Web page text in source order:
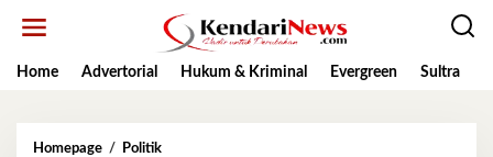
Home
Advertorial Hukum & Kriminal Evergreen Sultra
Homepage / PolitikArusani